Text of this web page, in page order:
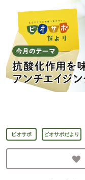
ビオサポ ビオサポだより